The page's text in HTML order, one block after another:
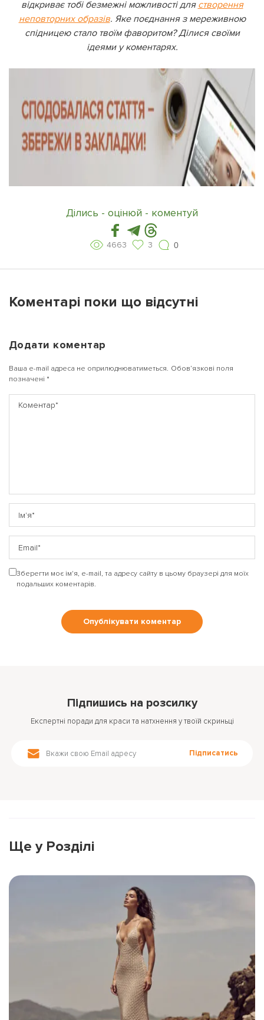
відкриває тобі безмежні можливості для створення
неповторних образів. Яке поєднання з мереживною
спідницею стало твоїм фаворитом? Ділися своїми
ідеями у коментарях.
Ділись - оцінюй - коментуй
4663 3 0
Коментарі поки що відсутні
Додати коментар
Ваша e-mail адреса не оприлюднюватиметься. Обов’язкові поля
позначені *
Зберегти моє ім'я, e-mail, та адресу сайту в цьому браузері для моїх
подальших коментарів.
Підпишись на розсилку
Підписатись
Експертні поради для краси та натхнення у твоїй скриньці
Ще у Розділі